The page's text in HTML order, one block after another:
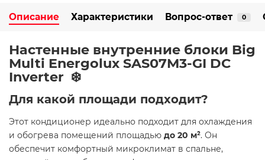
Описание Характеристики Вопрос-ответ 0
Настенные внутренние блоки Big
Multi Energolux SAS07M3-GI DC
Inverter ️❄️
Для какой площади подходит?
Этот кондиционер идеально подходит для охлаждения
и обогрева помещений площадью до 20 м². Он
обеспечит комфортный микроклимат в спальне,